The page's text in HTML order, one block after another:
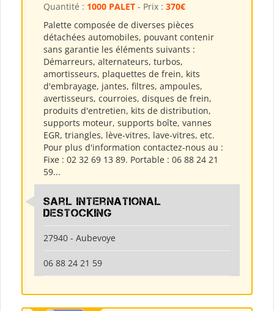
Quantité : 1000 PALET - Prix : 370€
Palette composée de diverses pièces
détachées automobiles, pouvant contenir
sans garantie les éléments suivants :
Démarreurs, alternateurs, turbos,
amortisseurs, plaquettes de frein, kits
d'embrayage, jantes, filtres, ampoules,
avertisseurs, courroies, disques de frein,
produits d'entretien, kits de distribution,
supports moteur, supports boîte, vannes
EGR, triangles, lève-vitres, lave-vitres, etc.
Pour plus d'information contactez-nous au :
Fixe : 02 32 69 13 89. Portable : 06 88 24 21
59...
Sarl International
Destocking
27940 - Aubevoye
06 88 24 21 59